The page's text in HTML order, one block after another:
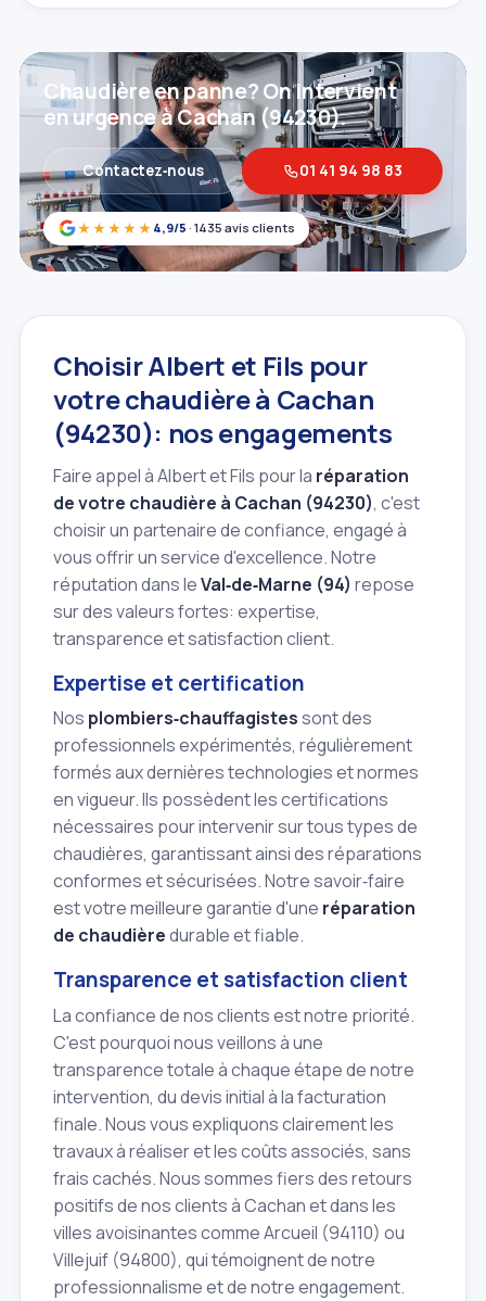
★★★★★ 4,9/5 · 1435 avis clients
Chaudière en panne? On intervient
en urgence à Cachan (94230).
Contactez‑nous 01 41 94 98 83
Choisir Albert et Fils pour
votre chaudière à Cachan
(94230): nos engagements
Faire appel à Albert et Fils pour la réparation
de votre chaudière à Cachan (94230), c'est
choisir un partenaire de confiance, engagé à
vous offrir un service d'excellence. Notre
réputation dans leVal‑de‑Marne (94) repose
sur des valeurs fortes: expertise,
transparence et satisfaction client.
Expertise et certification
Nos plombiers‑chauffagistessont des
professionnels expérimentés, régulièrement
formés aux dernières technologies et normes
en vigueur. Ils possèdent les certifications
nécessaires pour intervenir sur tous types de
chaudières, garantissant ainsi des réparations
conformes et sécurisées. Notre savoir‑faire
est votre meilleure garantie d'une réparation
de chaudièredurable et fiable.
Transparence et satisfaction client
La confiance de nos clients est notre priorité.
C'est pourquoi nous veillons à une
transparence totale à chaque étape de notre
intervention, du devis initial à la facturation
finale. Nous vous expliquons clairement les
travaux à réaliser et les coûts associés, sans
frais cachés. Nous sommes fiers des retours
positifs de nos clients à Cachan et dans les
villes avoisinantes comme Arcueil (94110) ou
Villejuif (94800), qui témoignent de notre
professionnalisme et de notre engagement.